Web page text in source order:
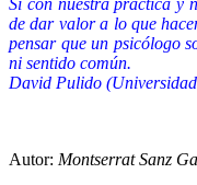
de dar valor a lo que
pensar que un psicólogo
ni sentido común.
David Pulido
Autor: Montserrat Sanz